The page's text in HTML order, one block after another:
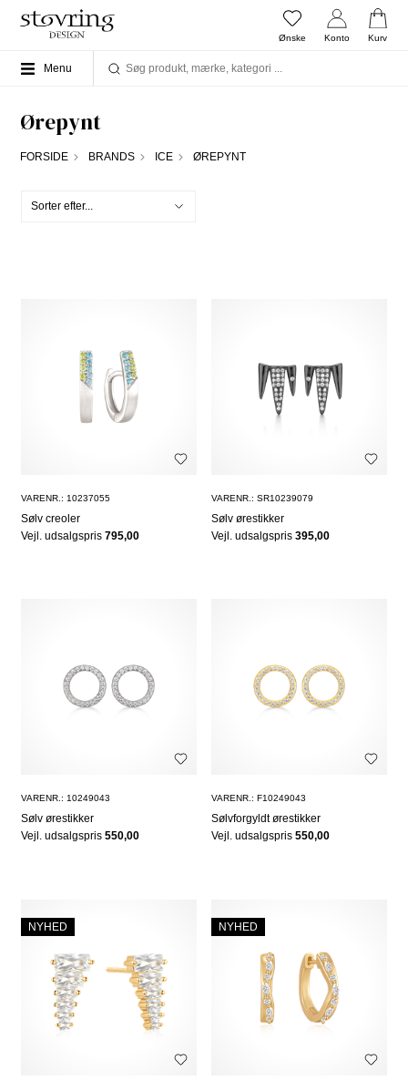
Ønske Konto Kurv
Menu
Ørepynt
FORSIDE BRANDS ICE ØREPYNT
VARENR.: 10237055
Sølv creoler
Vejl. udsalgspris 795,00
VARENR.: SR10239079
Sølv ørestikker
Vejl. udsalgspris395,00
VARENR.: 10249043
Sølv ørestikker
Vejl. udsalgspris 550,00
VARENR.: F10249043
Sølvforgyldt ørestikker
Vejl. udsalgspris550,00
NYHED NYHED